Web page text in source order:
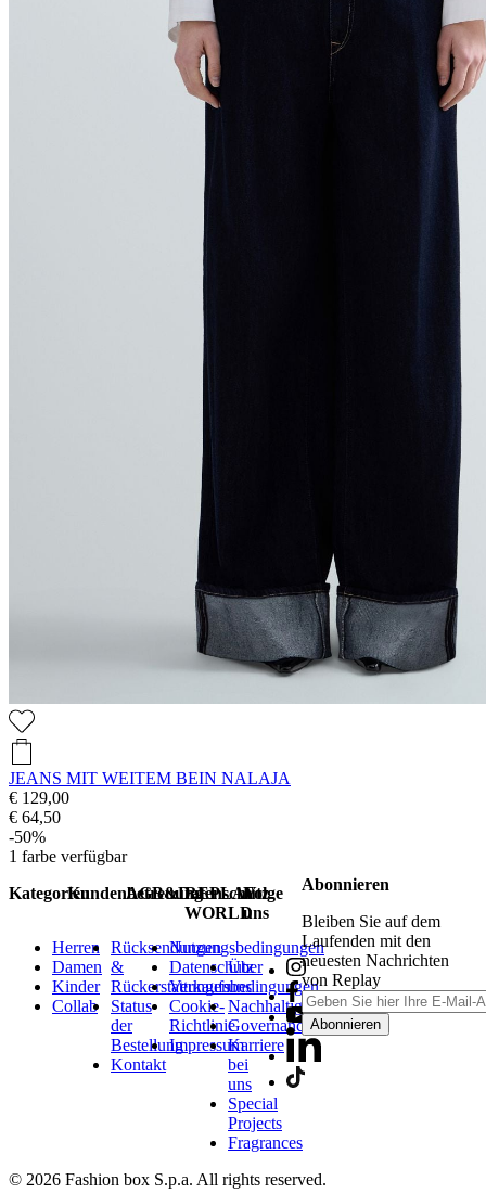
JEANS MIT WEITEM BEIN NALAJA
€ 129,00
€ 64,50
-50%
1 farbe verfügbar
Kategorien
Herren
Damen
Kinder
Collab
Kundenbetreuung
Rücksendungen
&
Rückerstattungen
Status
der
Bestellung
Kontakt
AGB&Datenschutz
Nutzungsbedingungen
Datenschutz
Verkaufsbedingungen
Cookie-
Richtlinie
Impressum
REPLAY
WORLD
Über
uns
Nachhaltigkeit
Governance
Karriere
bei
uns
Special
Projects
Fragrances
Folge
uns
Abonnieren
Bleiben Sie auf dem
Laufenden mit den
neuesten Nachrichten
von Replay
Abonnieren
© 2026 Fashion box S.p.a. All rights reserved.